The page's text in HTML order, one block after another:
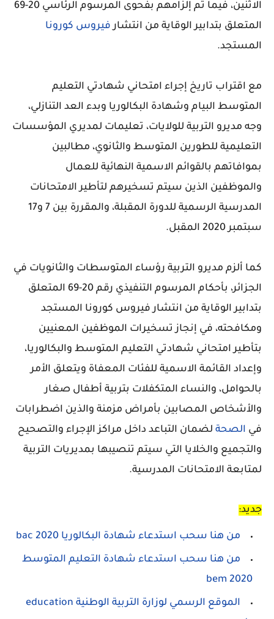
الاثنين، فيما تم إلزامهم بفحوى المرسوم الرئاسي 20-69
المتعلق بتدابير الوقاية من انتشارفيروس كورونا
المستجد.
مع اقتراب تاريخ إجراء امتحاني شهادتي التعليم
المتوسط البيام وشهادة البكالوريا وبدء العد التنازلي،
وجه مديرو التربية للولايات، تعليمات لمديري المؤسسات
التعليمية للطورين المتوسط والثانوي، مطالبين
بموافاتهم بالقوائم الاسمية النهائية للعمال
والموظفين الذين سيتم تسخيرهم لتأطير الامتحانات
المدرسية الرسمية للدورة المقبلة، والمقررة بين 7 و17
سبتمبر 2020 المقبل.
كما ألزم مديرو التربية رؤساء المتوسطات والثانويات في
الجزائر، بأحكام المرسوم التنفيذي رقم 20-69 المتعلق
بتدابير الوقاية من انتشار فيروس كورونا المستجد
ومكافحته، في إنجاز تسخيرات الموظفين المعنيين
بتأطير امتحاني شهادتي التعليم المتوسط والبكالوريا،
وإعداد القائمة الاسمية للفئات المعفاة ويتعلق الأمر
بالحوامل، والنساء المتكفلات بتربية أطفال صغار
والأشخاص المصابين بأمراض مزمنة والذين اضطرابات
في الصحة لضمان التباعد داخل مراكز الإجراء والتصحيح
والتجميع والخلايا التي سيتم تنصيبها بمديريات التربية
لمتابعة الامتحانات المدرسية.
جديد:
من هنا سحب استدعاء شهادة البكالوريا 2020 bac
من هنا سحب استدعاء شهادة التعليم المتوسط
2020 bem
الموقع الرسمي لوزارة التربية الوطنية education